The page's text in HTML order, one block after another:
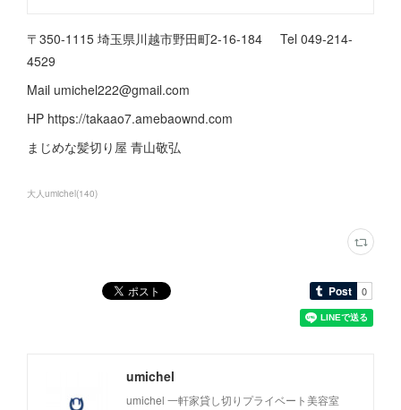
〒350-1115 埼玉県川越市野田町2-16-184 Tel 049-214-
4529
Mail umichel222@gmail.com
HP https://takaao7.amebaownd.com
まじめな髪切り屋 青山敬弘
大人umichel(140)
umichel
umichel 一軒家貸し切りプライベート美容室